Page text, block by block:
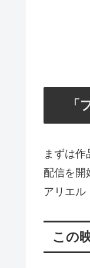
「
まずは
配信を開
アリエル
この